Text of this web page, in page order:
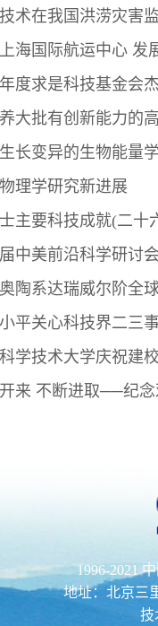
术在我国洪涝灾害
海国际航运中心 发
度求是科技基金会
大批有创新能力的
长变异的生物能量
理学研究新进展
主要科技成就(二十
中美前沿科学研讨
陶系达瑞威尔阶全
平关心科技界二三
学技术大学庆祝建
来 不断进取──纪念
1996-2021
地址：北京三
技